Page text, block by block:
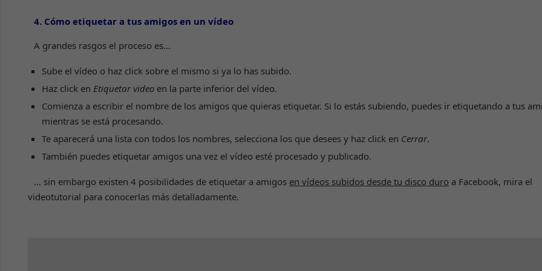
4. Cómo etiquetar a tus amigos en un vídeo
A grandes rasgos el proceso es…
Sube el vídeo o haz click sobre el mismo si ya lo has subido.
Haz click en Etiquetar videoen la parte inferior del vídeo.
Comienza a escribir el nombre de los amigos que quieras etiquetar. Si lo estás subiendo, puedes ir etiquetando a tus
mientras se está procesando.
Te aparecerá una lista con todos los nombres, selecciona los que desees y haz click en Cerrar.
También puedes etiquetar amigos una vez el vídeo esté procesado y publicado.
… sin embargo existen 4 posibilidades de etiquetar a amigos en vídeos subidos desde tu disco duro a Facebook, mira el
videotutorial para conocerlas más detalladamente.